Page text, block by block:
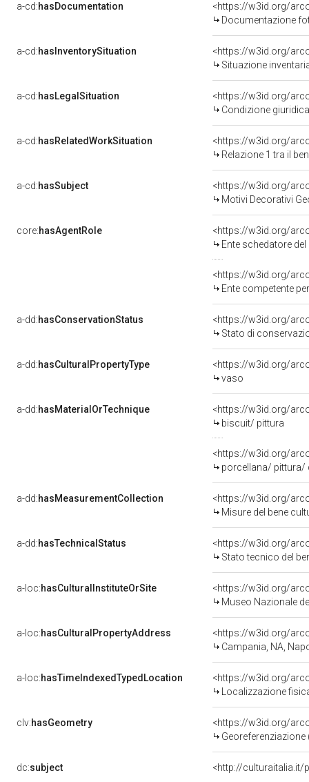
a-cd:hasDocumentation
Documentazione
a-cd:hasInventorySituation
<https://w3id.org/
Situazione
a-cd:hasLegalSituation
Condizione
a-cd:hasRelatedWorkSituation
<https://w3id.org/
Relazione 1 tra il
a-cd:hasSubject
<https://w3id.org/
Motivi Decorativi
core:hasAgentRole
<https://w3id.org/
Ente schedatore
<https://w3id.org/
Ente competente per
a-dd:hasConservationStatus
<https://w3id.org/
Stato di
a-dd:hasCulturalPropertyType
<https://w3id.org/
vaso
a-dd:hasMaterialOrTechnique
<https://w3id.org/
biscuit/ pittura
<https://w3id.org/
porcellana/ pittura/
a-dd:hasMeasurementCollection
<https://w3id.org/
Misure del bene
a-dd:hasTechnicalStatus
<https://w3id.org/
Stato tecnico del
a-loc:hasCulturalInstituteOrSite
<https://w3id.org/
Museo Nazionale
a-loc:hasCulturalPropertyAddress
<https://w3id.org/
Campania, NA,
a-loc:hasTimeIndexedTypedLocation
<https://w3id.org/
Localizzazione
clv:hasGeometry
<https://w3id.org/
dc:subject <http://culturaitalia.it/